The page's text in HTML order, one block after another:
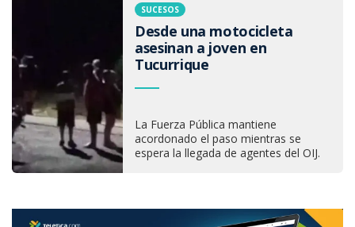
SUCESOS
Desde una motocicleta
asesinan a joven en
Tucurrique
La Fuerza Pública mantiene
acordonado el paso mientras se
espera la llegada de agentes del OIJ.